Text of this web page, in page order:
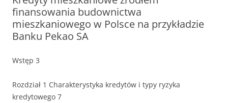
finansowania budownictwa
mieszkaniowego w Polsce na przykładzie
Banku Pekao SA
Wstęp 3
Rozdział 1 Charakterystyka kredytów i typy ryzyka
kredytowego 7